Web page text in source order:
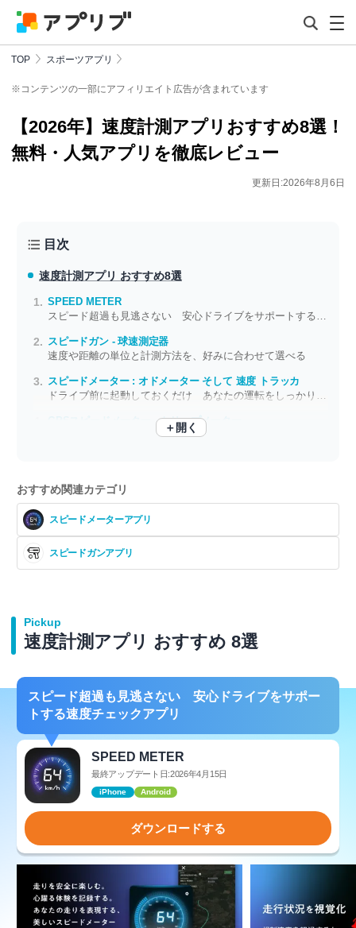
TOP スポーツアプリ
※コンテンツの一部にアフィリエイト広告が含まれています
【2026年】速度計測アプリおすすめ8選！
無料・人気アプリを徹底レビュー
更新日:2026年8月6日
目次
速度計測アプリ おすすめ8選
SPEED METER
スピード超過も見逃さない 安心ドライブをサポートする速度チェックアプリ
スピードガン - 球速測定器
速度や距離の単位と計測方法を、好みに合わせて選べる
スピードメーター : オドメーター そして 速度 トラッカ
ドライブ前に起動しておくだけ あなたの運転をしっかり覚えます
GPSスピードメーター - トリップメーター
＋開く
おすすめ関連カテゴリ
スピードメーターアプリ
スピードガンアプリ
Pickup
速度計測アプリ おすすめ 8選
スピード超過も見逃さない 安心ドライブをサポー
トする速度チェックアプリ
SPEED METER
最終アップデート日:2026年4月15日
iPhone Android
ダウンロードする